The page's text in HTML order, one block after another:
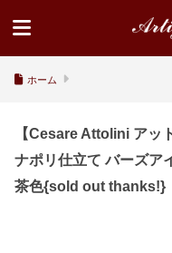
ホーム
【Cesare Attolini アッ
ナポリ仕立て バーズア
茶色{sold out thanks!}